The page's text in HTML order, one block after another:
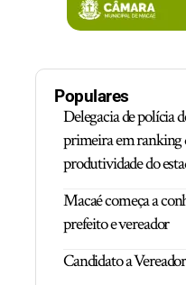
Populares
Delegacia de polícia
primeira em ranking
produtividade do
Macaé começa a
prefeito e vereador
Candidato a